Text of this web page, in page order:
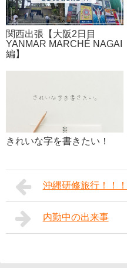
関西出張【大阪2日目
YANMAR MARCHÉ NAGAI
編】
きれいな字を書きたい！
沖縄研修旅行！！！
内勤中の出来事